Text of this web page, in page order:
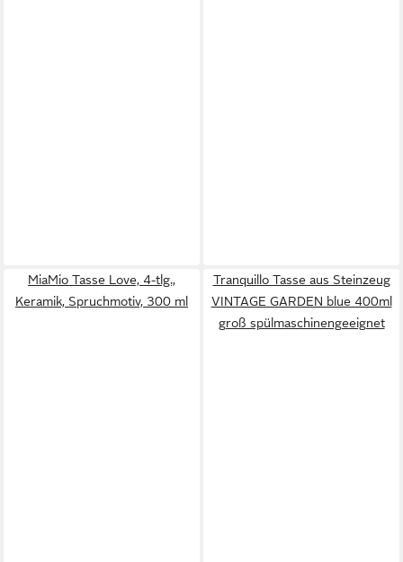
MiaMio Tasse Love, 4-tlg.,
Keramik, Spruchmotiv, 300 ml
Tranquillo Tasse aus Steinzeug
VINTAGE GARDEN blue 400ml
groß spülmaschinengeeignet